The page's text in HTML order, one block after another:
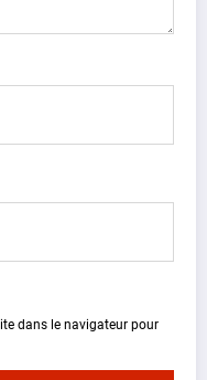
dans le navigateur pour